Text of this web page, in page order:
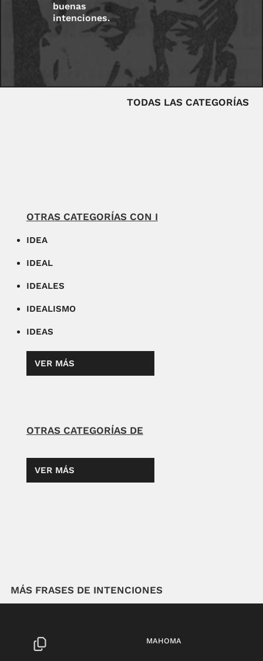
buenas
intenciones.
TODAS LAS CATEGORÍAS
OTRAS CATEGORÍAS CON I
IDEA
IDEAL
IDEALES
IDEALISMO
IDEAS
VER MÁS
OTRAS CATEGORÍAS DE
VER MÁS
MÁS FRASES DE INTENCIONES
MAHOMA